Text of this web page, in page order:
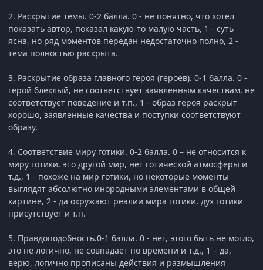
2. Раскрытие темы. 0-2 балла. 0 - не понятно, что хотел
показать автор, показал какую-то малую часть, 1 - суть
ясна, но ряд моментов передан недостаточно полно, 2 -
тема полностью раскрыта.
3. Раскрытие образа главного героя (героев). 0-1 балла. 0 -
герой блеклый, не соответствует заявленным качествам, не
соответствует поведение и т.п., 1 - образ героя раскрыт
хорошо, заявленные качества и поступки соответствуют
образу.
4. Соответствие миру готики. 0-2 балла. 0 – не относится к
миру готики, это другой мир, нет готической атмосферы и
т.д., 1 - похоже на мир готики, но некоторые моменты
выглядят абсолютно инородными элементами в общей
картине, 2 - да окружают реалии мира готики, дух готики
присутствует и т.п.
5. Правдоподобность.0-1 балла. 0 - нет, этого быть не могло,
это не логично, не совпадает по времени и т.д., 1 – да,
верю, логично прописаны действия и размышления